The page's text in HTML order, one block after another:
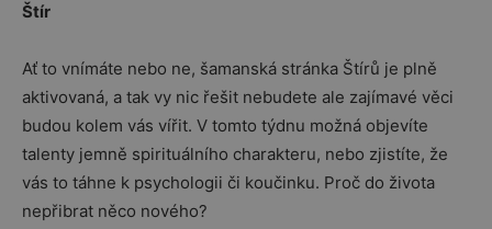
Štír
Ať to vnímáte nebo ne, šamanská stránka Štírů je plně
aktivovaná, a tak vy nic řešit nebudete ale zajímavé věci
budou kolem vás vířit. V tomto týdnu možná objevíte
talenty jemně spirituálního charakteru, nebo zjistíte, že
vás to táhne k psychologii či koučinku. Proč do života
nepřibrat něco nového?